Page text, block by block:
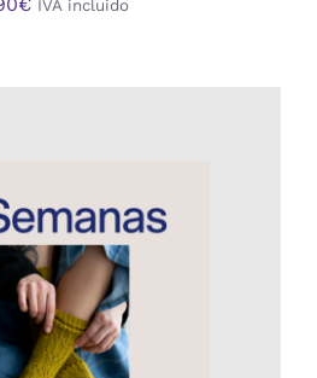
IVA incluido
AL CARRITO